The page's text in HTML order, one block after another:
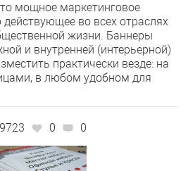
мощное маркетинговое
во всех отраслях
жизни. Баннеры
и внутренней (интерьерной)
практически везде: на
в любом удобном для
9723 0 0